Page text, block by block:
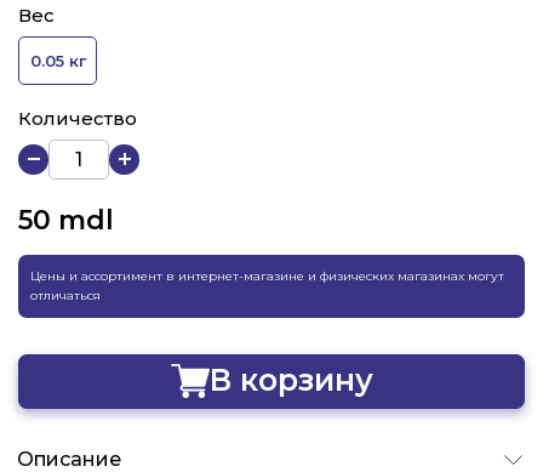
Вес
0.05 кг
Количество
50 mdl
Цены и ассортимент в интернет-магазине и физических магазинах могут
отличаться
В корзину
Добавлено
Описание